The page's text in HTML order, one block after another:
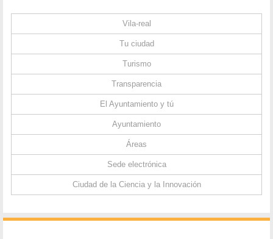
Vila-real
Tu ciudad
Turismo
Transparencia
El Ayuntamiento y tú
Ayuntamiento
Áreas
Sede electrónica
Ciudad de la Ciencia y la Innovación